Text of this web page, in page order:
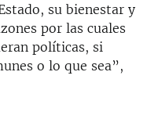
su bienestar y
por las cuales
políticas, si
o lo que sea”,